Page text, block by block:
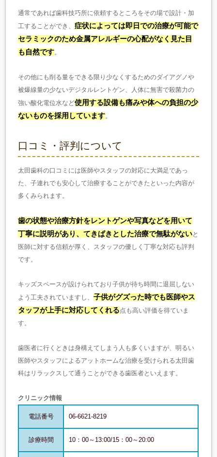
通常であれば歯科技巧所に依頼するところをその場で設計・加
工することができ、症状によっては即日での治療が可能で
セラミックのため金属アレルギーの心配がなく見た目
も自然です。
その他にも削る量をできる限り少なくするためのダイアグノや
被爆線量の少ないデジタルレントゲン、人体に無害で殺菌力の
強い酸化電位水など使用する設備も痛みや体への負担の少
ないものを採用しています。
口コミ・評判について
太田歯科の口コミには医師やスタッフの対応に大満足であっ
た、子連れでも安心して治療することができたといった内容が
多くみられます。
歯の状態や治療方針をレントゲンや写真などを用いて
丁寧に説明があり、てきぱきとした治療で無駄がないと
医師に対する信頼が厚く、スタッフの優しく丁寧な対応も評判
です。
キッズスペースが設けられており子供が待ち時間に退屈しない
よう工夫されていますし、子供がグズった時でも医師やス
タッフが上手に対応してくれる 点も高い評価を得ていま
す。
歯医者に行くときは身構えてしまう人も多くいますが、明るい
医師やスタッフによるアットホームな治療を受けられる太田歯
科はリラックスして通うことができる歯医者といえます。
クリニック情報
電話番号 06-6621-8219
診療時間 10：00～13:00/15：00～20:00